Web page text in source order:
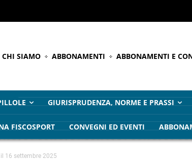
CHI SIAMO ABBONAMENTI ABBONAMENTI E
GIURISPRUDENZA, NORME E PRASSI
FISCOSPORT CONVEGNI ED EVENTI
16 settembre 2025